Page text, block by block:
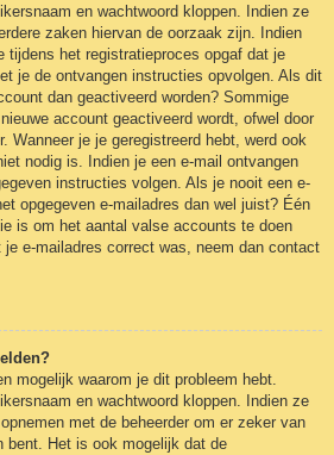
en wachtwoord kloppen. Indien ze
zaken hiervan de oorzaak zijn. Indien
tijdens het registratieproces opgaf dat je
je de ontvangen instructies opvolgen. Als dit
dan geactiveerd worden? Sommige
account geactiveerd wordt, ofwel door
Wanneer je je geregistreerd hebt, werd ook
nodig is. Indien je een e-mail ontvangen
instructies volgen. Als je nooit een e-
opgegeven e-mailadres dan wel juist? Één
is om het aantal valse accounts te doen
e-mailadres correct was, neem dan contact
mogelijk waarom je dit probleem hebt.
en wachtwoord kloppen. Indien ze
met de beheerder om er zeker van
bent. Het is ook mogelijk dat de